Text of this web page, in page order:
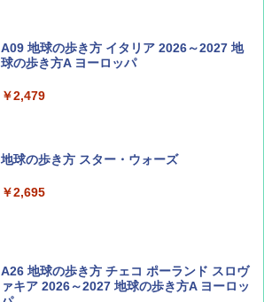
BE-PAL(ビ-パル) 2026年 9 月号【特別付録:
SOTO ミニマル"旅"財布 ランダム2種】
￥1,500
山と溪谷 2026年8月号「南アルプス大全」
￥1,540
Coyote No.89 特集 星野道夫 夢見る旅
A09 地球の歩き方 イタリア 2026～2027 地
球の歩き方A ヨーロッパ
￥2,479
地球の歩き方 スター・ウォーズ
￥2,695
A26 地球の歩き方 チェコ ポーランド スロヴ
ァキア 2026～2027 地球の歩き方A ヨーロッ